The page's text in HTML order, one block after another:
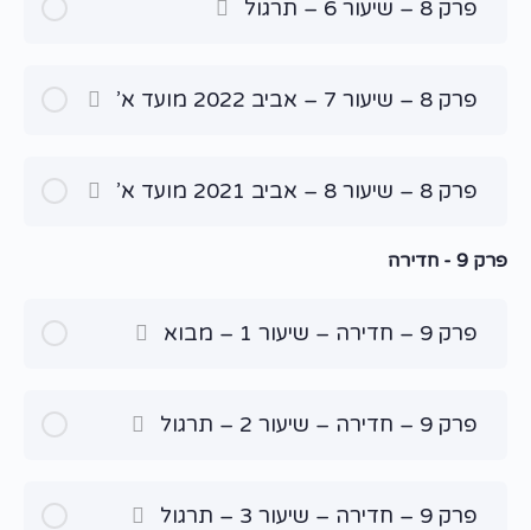
פרק 8 – שיעור 6 – תרגול
פרק 8 – שיעור 7 – אביב 2022 מועד א’
פרק 8 – שיעור 8 – אביב 2021 מועד א’
פרק 9 - חדירה
פרק 9 – חדירה – שיעור 1 – מבוא
פרק 9 – חדירה – שיעור 2 – תרגול
פרק 9 – חדירה – שיעור 3 – תרגול